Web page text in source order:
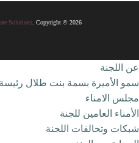
Solutions . Copyright © 2026
عن اللجنة
سمو الأميرة بسمة بنت طلال رئيسة
مجلس الامناء
الأمناء العامين للجنة
شبكات وتحالفات اللجنة